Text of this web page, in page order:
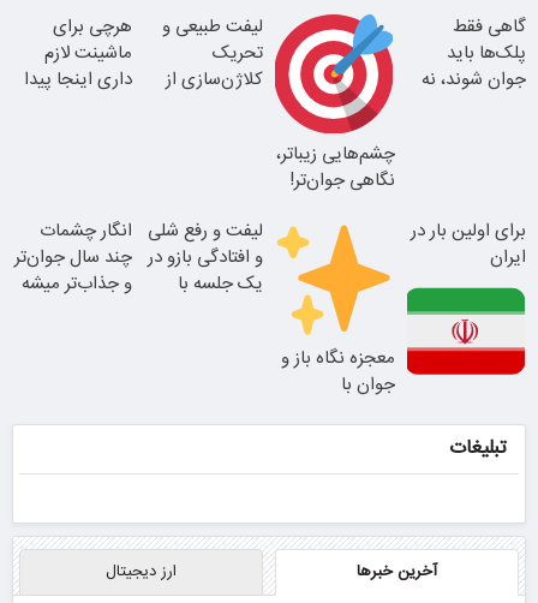
کنه
گاهی فقط
پلک‌ها باید
جوان شوند، نه
نتیجه‌ای طبیعی
چشم‌هایی زیباتر،
نگاهی جوان‌تر!
25% تخفیف
بلفاروپلاستی
لیفت طبیعی و
تحریک
کلاژن‌سازی از
جوان شو
هرچی برای
ماشینت لازم
داری اینجا پیدا
برای اولین بار در
ایران
روزه ساخت!
معجزه نگاه باز و
جوان با
لیفت و رفع شلی
و افتادگی بازو در
یک جلسه با
انگار چشمات
چند سال جوان‌تر
و جذاب‌تر میشه
تبلیغات
آخرین خبرها ارز دیجیتال